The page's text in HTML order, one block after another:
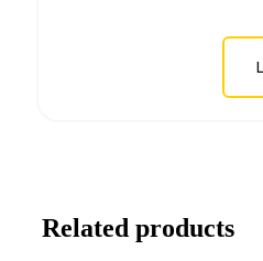
Related products